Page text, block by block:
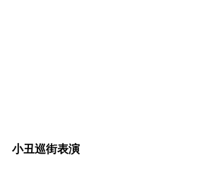
小丑巡街表演